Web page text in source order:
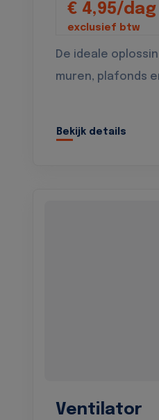
€ 4,95/dag
exclusief btw
De ideale
muren, plafonds
Bekijk details
Ventilator